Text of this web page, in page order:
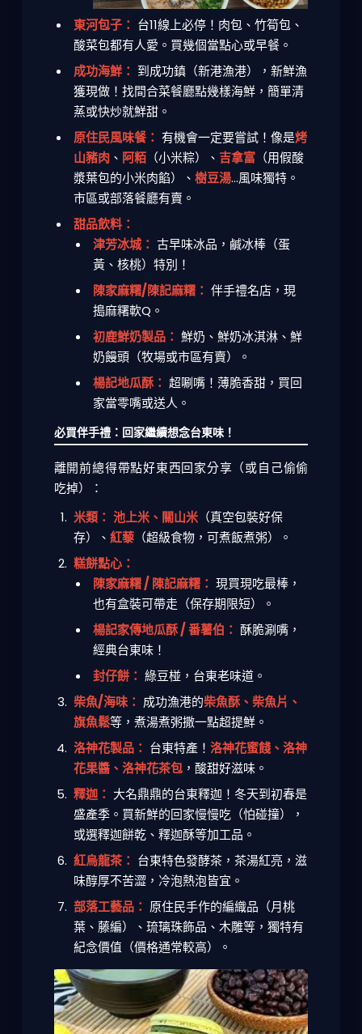
東河包子： 台11線上必停！肉包、竹筍包、
酸菜包都有人愛。買幾個當點心或早餐。
成功海鮮： 到成功鎮（新港漁港），新鮮漁
獲現做！找間合菜餐廳點幾樣海鮮，簡單清
蒸或快炒就鮮甜。
原住民風味餐： 有機會一定要嘗試！像是烤
山豬肉 、 阿粨 （小米粽）、 吉拿富 （用假酸
漿葉包的小米肉餡）、樹豆湯...風味獨特。
市區或部落餐廳有賣。
甜品飲料：
津芳冰城： 古早味冰品，鹹冰棒（蛋
黃、核桃）特別！
陳家麻糬/陳記麻糬： 伴手禮名店，現
搗麻糬軟Q。
初鹿鮮奶製品： 鮮奶、鮮奶冰淇淋、鮮
奶饅頭（牧場或市區有賣）。
楊記地瓜酥： 超唰嘴！薄脆香甜，買回
家當零嘴或送人。
必買伴手禮：回家繼續想念台東味！
離開前總得帶點好東西回家分享（或自己偷偷
吃掉）：
米類： 池上米、關山米 （真空包裝好保
存）、紅藜 （超級食物，可煮飯煮粥）。
糕餅點心：
陳家麻糬 / 陳記麻糬： 現買現吃最棒，
也有盒裝可帶走（保存期限短）。
楊記家傳地瓜酥 / 番薯伯： 酥脆涮嘴，
經典台東味！
封仔餅： 綠豆椪，台東老味道。
柴魚/海味： 成功漁港的柴魚酥、柴魚片、
旗魚鬆等，煮湯煮粥撒一點超提鮮。
洛神花製品： 台東特產！洛神花蜜餞、洛神
花果醬、洛神花茶包 ，酸甜好滋味。
釋迦： 大名鼎鼎的台東釋迦！冬天到初春是
盛產季。買新鮮的回家慢慢吃（怕碰撞），
或選釋迦餅乾、釋迦酥等加工品。
紅烏龍茶： 台東特色發酵茶，茶湯紅亮，滋
味醇厚不苦澀，冷泡熱泡皆宜。
部落工藝品： 原住民手作的編織品（月桃
葉、藤編）、琉璃珠飾品、木雕等，獨特有
紀念價值（價格通常較高）。